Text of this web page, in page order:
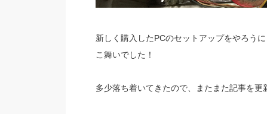
新しく購入したPCのセットアップをやろう
こ舞いでした！
多少落ち着いてきたので、またまた記事を更